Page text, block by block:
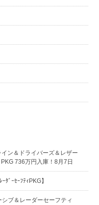
ン＆ドライバーズ＆レザー
736万円入庫！8月7日
ﾞｰｾｰﾌﾃｨPKG】
ブ＆レーダーセーフティ